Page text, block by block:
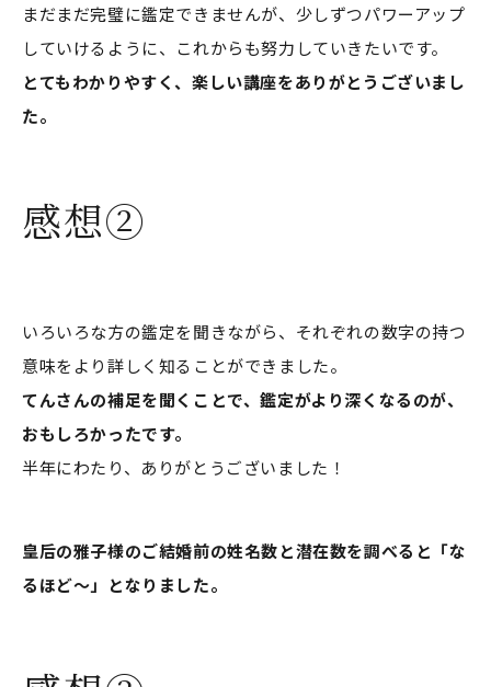
まだまだ完璧に鑑定できませんが、少しずつパワーアップ
していけるように、これからも努力していきたいです。
とてもわかりやすく、楽しい講座をありがとうございまし
た。
感想②
いろいろな方の鑑定を聞きながら、それぞれの数字の持つ
意味をより詳しく知ることができました。
てんさんの補足を聞くことで、鑑定がより深くなるのが、
おもしろかったです。
半年にわたり、ありがとうございました！
皇后の雅子様のご結婚前の姓名数と潜在数を調べると「な
るほど〜」となりました。